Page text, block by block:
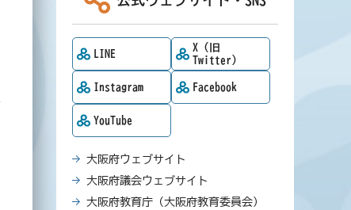
LINE
X（旧
Twitter）
Instagram Facebook
YouTube
大阪府ウェブサイト
大阪府議会ウェブサイト
大阪府教育庁（大阪府教育委員会）